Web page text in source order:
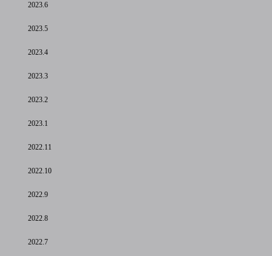
2023.6
2023.5
2023.4
2023.3
2023.2
2023.1
2022.11
2022.10
2022.9
2022.8
2022.7